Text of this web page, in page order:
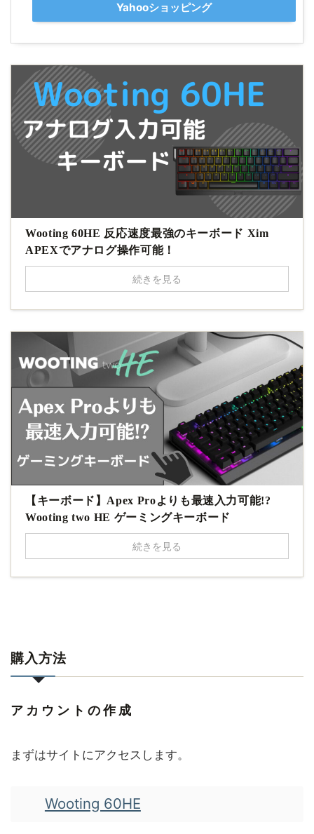
Yahooショッピング
Wooting 60HE 反応速度最強のキーボード Xim
APEXでアナログ操作可能！
続きを見る
【キーボード】Apex Proよりも最速入力可能!?
Wooting two HE ゲーミングキーボード
続きを見る
購入方法
アカウントの作成
まずはサイトにアクセスします。
Wooting 60HE